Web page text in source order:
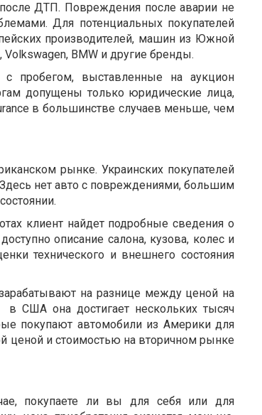
ДТП. Повреждения после аварии не
Для потенциальных покупателей
производителей, машин из Южной
BMW и другие бренды.
пробегом, выставленные на аукцион
допущены только юридические лица,
в большинстве случаев меньше, чем
рынке. Украинских покупателей
нет авто с повреждениями, большим
клиент найдет подробные сведения о
описание салона, кузова, колес и
технического и внешнего состояния
на разнице между ценой на
США она достигает нескольких тысяч
покупают автомобили из Америки для
ценой и стоимостью на вторичном рынке
покупаете ли вы для себя или для